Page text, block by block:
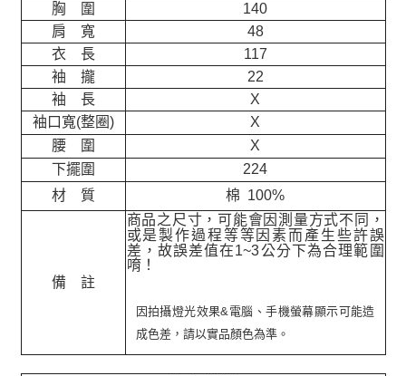
胸 圍
140
肩 寬
48
衣 長
117
袖 攏
22
袖 長
X
袖口寬(整圈)
X
腰 圍
X
下擺圍
224
材 質
棉 100%
備 註
商品之尺寸，可能會因測量方式不同，
或是製作過程等等因素而產生些許誤
差，故誤差值在1~3公分下為合理範圍
唷！
因拍攝燈光效果&電腦、手機螢幕顯示可能造
成色差，請以實品顏色為準。